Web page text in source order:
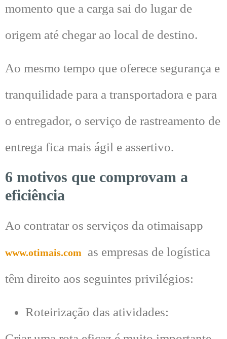
momento que a carga sai do lugar de
origem até chegar ao local de destino.
Ao mesmo tempo que oferece segurança e
tranquilidade para a transportadora e para
o entregador, o serviço de rastreamento de
entrega fica mais ágil e assertivo.
6 motivos que comprovam a
eficiência
Ao contratar os serviços da otimaisapp
www.otimais.com
as empresas de logística
têm direito aos seguintes privilégios:
Roteirização das atividades: